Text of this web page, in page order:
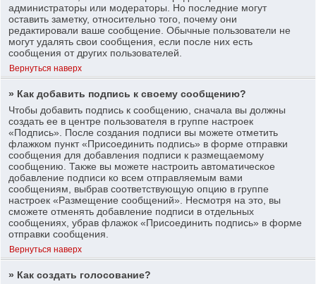
администраторы или модераторы. Но последние могут
оставить заметку, относительно того, почему они
редактировали ваше сообщение. Обычные пользователи не
могут удалять свои сообщения, если после них есть
сообщения от других пользователей.
Вернуться наверх
» Как добавить подпись к своему сообщению?
Чтобы добавить подпись к сообщению, сначала вы должны
создать ее в центре пользователя в группе настроек
«Подпись». После создания подписи вы можете отметить
флажком пункт «Присоединить подпись» в форме отправки
сообщения для добавления подписи к размещаемому
сообщению. Также вы можете настроить автоматическое
добавление подписи ко всем отправляемым вами
сообщениям, выбрав соответствующую опцию в группе
настроек «Размещение сообщений». Несмотря на это, вы
сможете отменять добавление подписи в отдельных
сообщениях, убрав флажок «Присоединить подпись» в форме
отправки сообщения.
Вернуться наверх
» Как создать голосование?